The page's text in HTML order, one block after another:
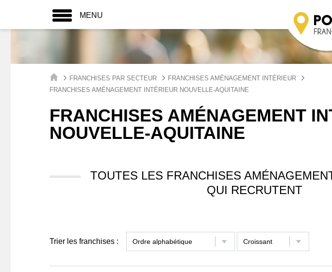
MENU
FRANCHISES PAR SECTEUR
FRANCHISES AMÉNAGEMENT INTÉRIEUR
FRANCHISES AMÉNAGEMENT INTÉRIEUR NOUVELLE-AQUITAINE
FRANCHISES AMÉNAGEMENT
NOUVELLE-AQUITAINE
TOUTES LES FRANCHISES
QUI RECRUTENT
Trier les franchises :